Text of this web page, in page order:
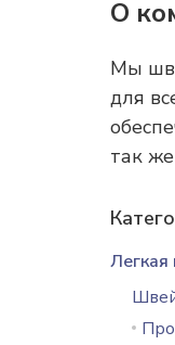
О
Мы
для
так